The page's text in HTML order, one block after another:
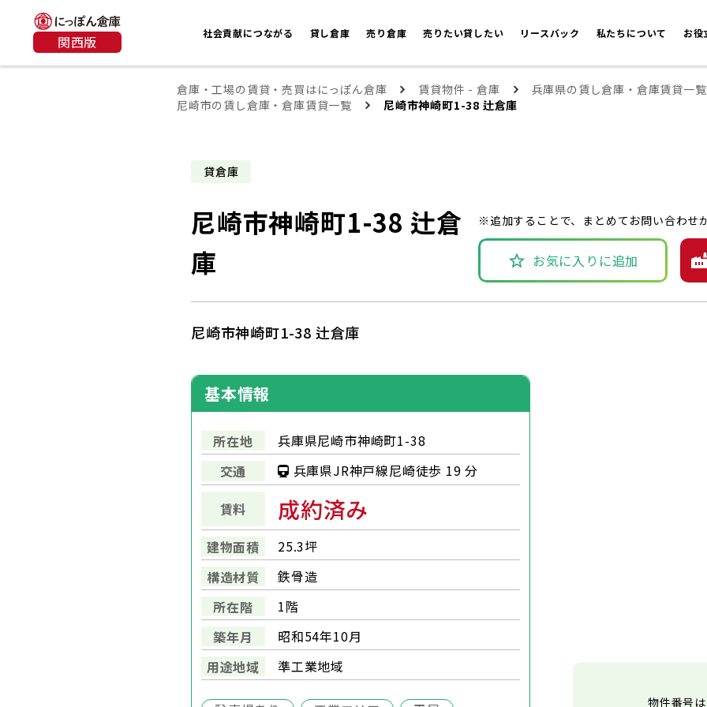
関西版 社会貢献につながる 貸し倉庫 売り倉庫 売りたい貸したい リースバック 私たちについて お役
倉庫・工場の賃貸・売買はにっぽん倉庫 賃貸物件 - 倉庫
兵庫県の賃し倉庫・倉庫賃貸一覧
尼崎市の賃し倉庫・倉庫賃貸一覧
尼崎市神崎町1-38 辻倉庫
貸倉庫
尼崎市神崎町1-38 辻倉
庫
※追加することで、まとめてお問い合わせ
お気に入りに追加
尼崎市神崎町1-38 辻倉庫
基本情報
所在地
兵庫県尼崎市神崎町1-38
交通
兵庫県JR神戸線尼崎徒歩 19 分
賃料 成約済み
建物面積
25.3坪
構造材質
鉄骨造
所在階
1階
築年月
昭和54年10月
用途地域
準工業地域
物件番号は